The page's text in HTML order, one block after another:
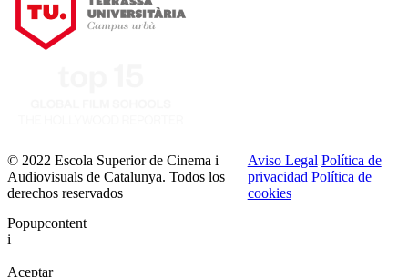
© 2022 Escola Superior de Cinema i
Audiovisuals de Catalunya. Todos los
derechos reservados
Aviso Legal Política de
privacidad Política de
cookies
Popupcontent
i
Aceptar